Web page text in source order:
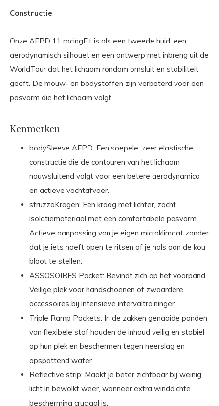
Constructie
Onze AEPD 11 racingFit is als een tweede huid, een
aerodynamisch silhouet en een ontwerp met inbreng uit de
WorldTour dat het lichaam rondom omsluit en stabiliteit
geeft. De mouw- en bodystoffen zijn verbeterd voor een
pasvorm die het lichaam volgt.
Kenmerken
bodySleeve AEPD: Een soepele, zeer elastische
constructie die de contouren van het lichaam
nauwsluitend volgt voor een betere aerodynamica
en actieve vochtafvoer.
struzzoKragen: Een kraag met lichter, zacht
isolatiemateriaal met een comfortabele pasvorm.
Actieve aanpassing van je eigen microklimaat zonder
dat je iets hoeft open te ritsen of je hals aan de kou
bloot te stellen.
ASSOSOIRES Pocket: Bevindt zich op het voorpand.
Veilige plek voor handschoenen of zwaardere
accessoires bij intensieve intervaltrainingen.
Triple Ramp Pockets: In de zakken genaaide panden
van flexibele stof houden de inhoud veilig en stabiel
op hun plek en beschermen tegen neerslag en
opspattend water.
Reflective strip: Maakt je beter zichtbaar bij weinig
licht in bewolkt weer, wanneer extra winddichte
bescherming cruciaal is.